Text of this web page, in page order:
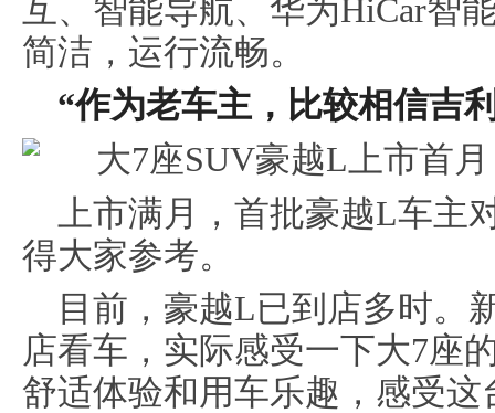
互、智能导航、华为HiCar智
简洁，运行流畅。
“作为老车主，比较相信吉
上市满月，首批豪越L车主
得大家参考。
目前，豪越L已到店多时。
店看车，实际感受一下大7座
舒适体验和用车乐趣，感受